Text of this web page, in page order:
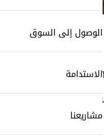
الوصول إلى السوق
الاستدامة
مشاريعنا